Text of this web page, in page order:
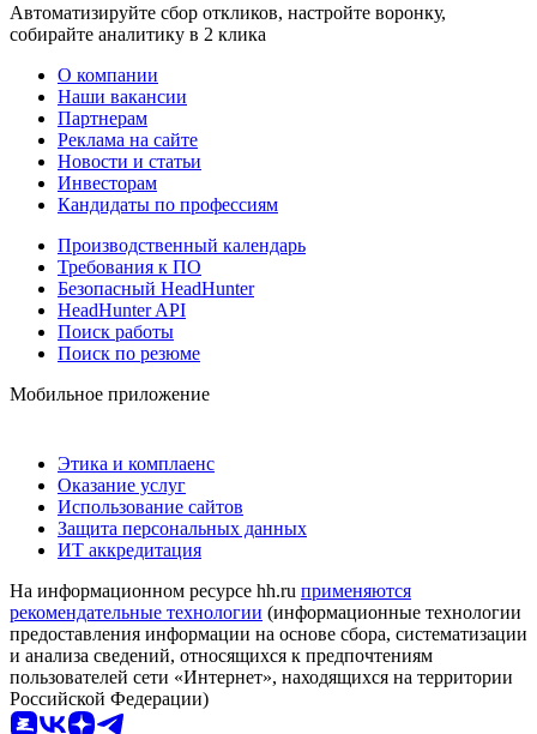
Автоматизируйте сбор откликов, настройте воронку,
собирайте аналитику в 2 клика
О компании
Наши вакансии
Партнерам
Реклама на сайте
Новости и статьи
Инвесторам
Кандидаты по профессиям
Производственный календарь
Требования к ПО
Безопасный HeadHunter
HeadHunter API
Поиск работы
Поиск по резюме
Мобильное приложение
Этика и комплаенс
Оказание услуг
Использование сайтов
Защита персональных данных
ИТ аккредитация
На информационном ресурсе hh.ru применяются
рекомендательные технологии (информационные технологии
предоставления информации на основе сбора, систематизации
и анализа сведений, относящихся к предпочтениям
пользователей сети «Интернет», находящихся на территории
Российской Федерации)